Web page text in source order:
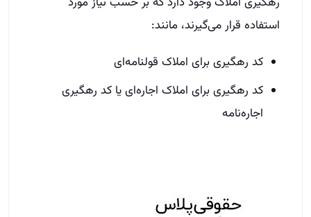
استفاده قرار می‌گیرند، مانند:
کد رهگیری برای املاک قولنامه‌ای
کد رهگیری برای املاک اجاره‌ای یا کد رهگیری
اجاره‌نامه